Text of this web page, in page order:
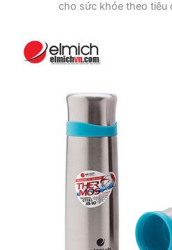
cho sức khỏe theo tiêu